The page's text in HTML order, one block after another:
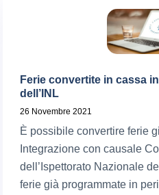
Ferie convertite in cassa
dell’INL
26 Novembre 2021
È possibile convertire ferie
Integrazione con causale
dell’Ispettorato Nazionale
ferie già programmate in